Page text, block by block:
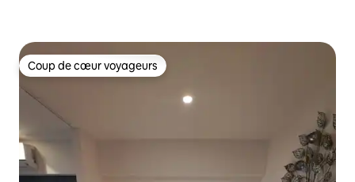
Coup de cœur voyageurs
Coup de cœur voyageurs